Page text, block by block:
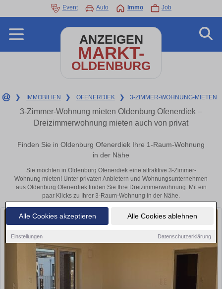
Alle Cookies akzeptieren Alle Cookies ablehnen
Einstellungen Datenschutzerklärung
Event Auto Immo Job
ANZEIGEN
MARKT-
OLDENBURG
❯ IMMOBILIEN ❯ OFENERDIEK ❯ 3-ZIMMER-WOHNUNG-MIETEN
3-Zimmer-Wohnung mieten Oldenburg Ofenerdiek –
Dreizimmerwohnung mieten auch von privat
Finden Sie in Oldenburg Ofenerdiek Ihre 1-Raum-Wohnung
in der Nähe
Sie möchten in Oldenburg Ofenerdiek eine attraktive 3-Zimmer-
Wohnung mieten! Unter privaten Anbietern und Wohnungsunternehmen
aus Oldenburg Ofenerdiek finden Sie Ihre Dreizimmerwohnung. Mit ein
paar Klicks zu Ihrer 3-Raum-Wohnung in der Nähe.